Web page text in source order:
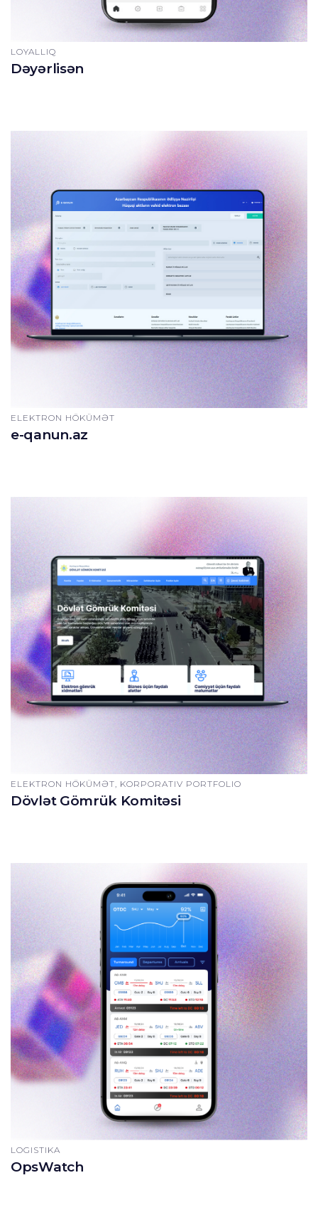
LOYALLIQ
Dəyərlisən
ELEKTRON HÖKÜMƏT
e-qanun.az
ELEKTRON HÖKÜMƏT, KORPORATIV PORTFOLIO
Dövlət Gömrük Komitəsi
LOGISTIKA
OpsWatch